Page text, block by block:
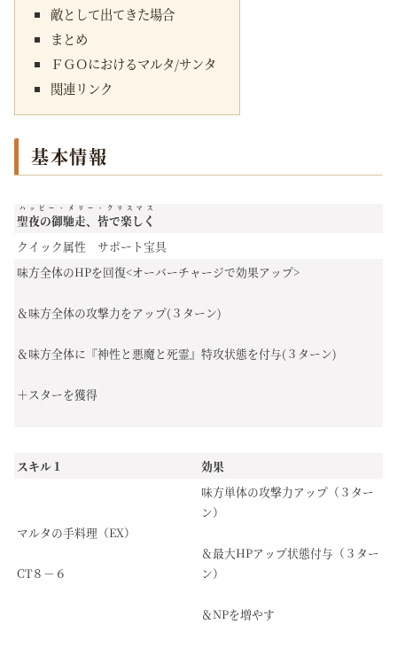
敵として出てきた場合
まとめ
ＦＧＯにおけるマルタ/サンタ
関連リンク
基本情報
聖夜の御馳走、皆で楽しく
ハッピー・メリー・クリスマス
クイック属性 サポート宝具
味方全体のHPを回復<オーバーチャージで効果アップ>
＆味方全体の攻撃力をアップ(３ターン)
＆味方全体に『神性と悪魔と死霊』特攻状態を付与(３ターン)
＋スターを獲得
スキル１ 効果
マルタの手料理（EX）
CT８－６
味方単体の攻撃力アップ（３ター
ン）
＆最大HPアップ状態付与（３ター
ン）
＆NPを増やす